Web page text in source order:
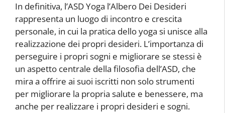
In definitiva, l’ASD Yoga l’Albero Dei Desideri
rappresenta un luogo di incontro e crescita
personale, in cui la pratica dello yoga si unisce alla
realizzazione dei propri desideri. L’importanza di
perseguire i propri sogni e migliorare se stessi è
un aspetto centrale della filosofia dell’ASD, che
mira a offrire ai suoi iscritti non solo strumenti
per migliorare la propria salute e benessere, ma
anche per realizzare i propri desideri e sogni.